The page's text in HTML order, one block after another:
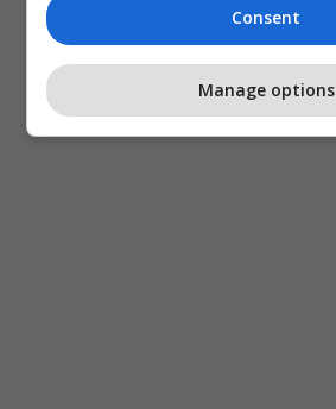
Muesli Krokant
Buka E Bardhë
Drithërat
Petulla
Consent
Manage options